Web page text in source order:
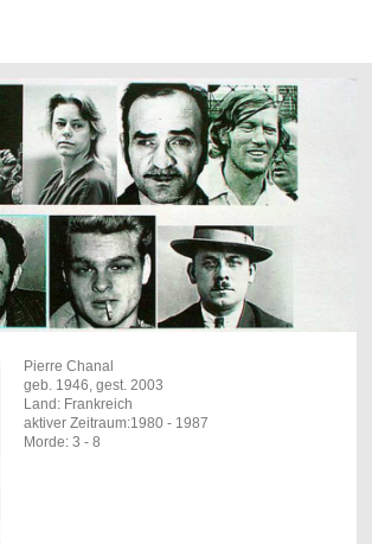
Pierre Chanal
geb. 1946, gest. 2003
Land: Frankreich
aktiver Zeitraum:1980 - 1987
Morde: 3 - 8